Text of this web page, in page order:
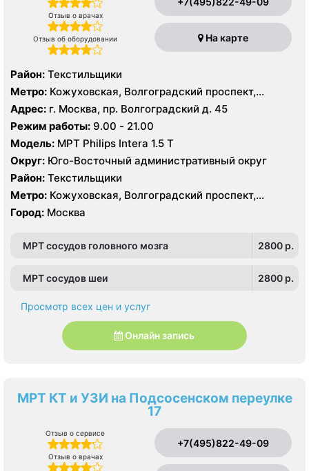
Отзыв о врачах
Отзыв об оборудовании На карте
Район: Текстильщики
Метро: Кожуховская, Волгоградский проспект,
Текстильщики
Адрес: г. Москва, пр. Волгоградский д. 45
Режим работы: 9.00 - 21.00
Модель: МРТ Philips Intera 1.5 T
Округ: Юго-Восточный административный округ
Район: Текстильщики
Метро: Кожуховская, Волгоградский проспект,
Текстильщики
Город: Москва
МРТ сосудов головного мозга 2800 p.
МРТ сосудов шеи 2800 p.
Просмотр всех цен и услуг
Онлайн запись
МРТ КТ и УЗИ на Подсосенском переулке
17
Отзыв о сервисе
Отзыв о врачах
+7(495)822-49-09